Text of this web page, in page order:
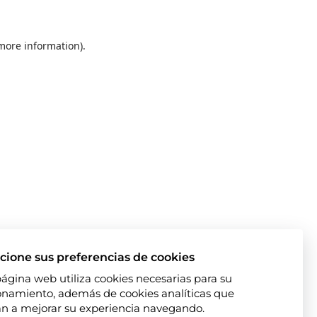
information).
sus preferencias de cookies
web utiliza cookies necesarias para su
además de cookies analíticas que
a mejorar su experiencia navegando.